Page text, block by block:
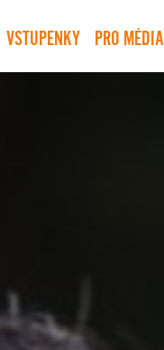
VSTUPENKY PRO MÉDIA